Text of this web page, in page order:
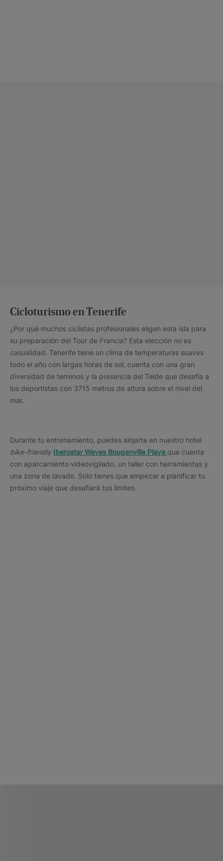
Cicloturismo en Tenerife
¿Por qué muchos ciclistas profesionales eligen esta isla para
su preparación del Tour de Francia? Esta elección no es
casualidad. Tenerife tiene un clima de temperaturas suaves
todo el año con largas horas de sol, cuenta con una gran
diversidad de terrenos y la presencia del Teide que desafía a
los deportistas con 3715 metros de altura sobre el nivel del
mar.
Durante tu entrenamiento, puedes alojarte en nuestro hotel
bike-friendly Iberostar Waves Bouganville Playa que cuenta
con aparcamiento videovigilado, un taller con herramientas y
una zona de lavado. Solo tienes que empezar a planificar tu
próximo viaje que desafiará tus límites.